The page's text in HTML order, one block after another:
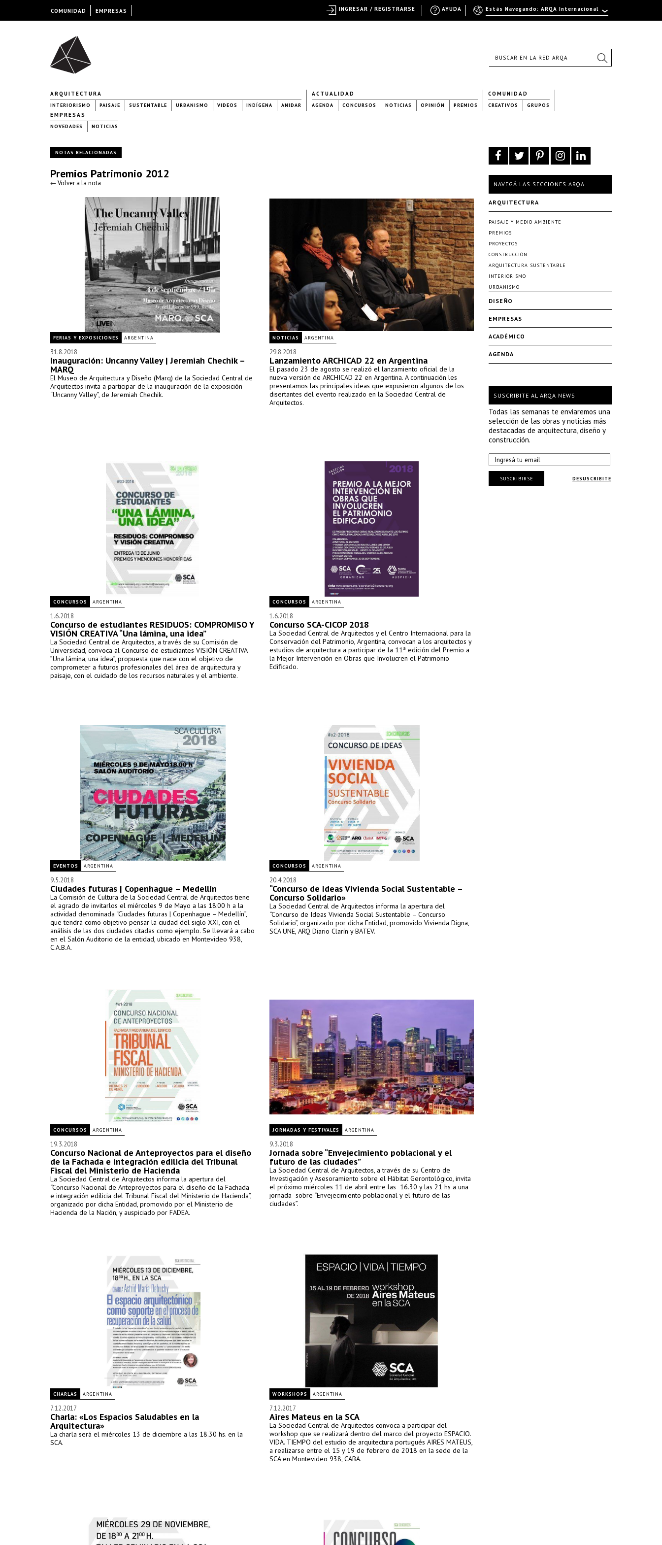
ARQUITECTURA
INTERIORISMO PAISAJE SUSTENTABLE URBANISMO VIDEOS INDÍGENA ANIDAR
ACTUALIDAD
AGENDA CONCURSOS NOTICIAS OPINIÓN PREMIOS
COMUNIDAD
CREATIVOS GRUPOS
EMPRESAS
NOVEDADES NOTICIAS
NOTAS RELACIONADAS
Premios Patrimonio 2012
← Volver a la nota
FERIAS Y EXPOSICIONES ARGENTINA
31.8.2018
Inauguración: Uncanny Valley | Jeremiah Chechik –
MARQ
El Museo de Arquitectura y Diseño (Marq) de la Sociedad Central de
Arquitectos invita a participar de la inauguración de la exposición
“Uncanny Valley”, de Jeremiah Chechik.
NOTICIAS ARGENTINA
29.8.2018
Lanzamiento ARCHICAD 22 en Argentina
El pasado 23 de agosto se realizó el lanzamiento oficial de la
nueva versión de ARCHICAD 22 en Argentina. A continuación les
presentamos las principales ideas que expusieron algunos de los
disertantes del evento realizado en la Sociedad Central de
Arquitectos.
CONCURSOS ARGENTINA
1.6.2018
Concurso de estudiantes RESIDUOS: COMPROMISO Y
VISIÓN CREATIVA “Una lámina, una idea”
La Sociedad Central de Arquitectos, a través de su Comisión de
Universidad, convoca al Concurso de estudiantes VISIÓN CREATIVA
”Una lámina, una idea”, propuesta que nace con el objetivo de
comprometer a futuros profesionales del área de arquitectura y
paisaje, con el cuidado de los recursos naturales y el ambiente.
CONCURSOS ARGENTINA
1.6.2018
Concurso SCA-CICOP 2018
La Sociedad Central de Arquitectos y el Centro Internacional para la
Conservación del Patrimonio, Argentina, convocan a los arquitectos y
estudios de arquitectura a participar de la 11ª edición del Premio a
la Mejor Intervención en Obras que Involucren el Patrimonio
Edificado.
EVENTOS ARGENTINA
9.5.2018
Ciudades futuras | Copenhague – Medellín
La Comisión de Cultura de la Sociedad Central de Arquitectos tiene
el agrado de invitarlos el miércoles 9 de Mayo a las 18:00 h a la
actividad denominada “Ciudades futuras | Copenhague – Medellín”,
que tendrá como objetivo pensar la ciudad del siglo XXI, con el
análisis de las dos ciudades citadas como ejemplo. Se llevará a cabo
en el Salón Auditorio de la entidad, ubicado en Montevideo 938,
C.A.B.A.
CONCURSOS ARGENTINA
20.4.2018
“Concurso de Ideas Vivienda Social Sustentable –
Concurso Solidario»
La Sociedad Central de Arquitectos informa la apertura del
“Concurso de Ideas Vivienda Social Sustentable – Concurso
Solidario”, organizado por dicha Entidad, promovido Vivienda Digna,
SCA UNE, ARQ Diario Clarín y BATEV.
CONCURSOS ARGENTINA
19.3.2018
Concurso Nacional de Anteproyectos para el diseño
de la Fachada e integración edilicia del Tribunal
Fiscal del Ministerio de Hacienda
La Sociedad Central de Arquitectos informa la apertura del
“Concurso Nacional de Anteproyectos para el diseño de la Fachada
e integración edilicia del Tribunal Fiscal del Ministerio de Hacienda”,
organizado por dicha Entidad, promovido por el Ministerio de
Hacienda de la Nación, y auspiciado por FADEA.
JORNADAS Y FESTIVALES ARGENTINA
9.3.2018
Jornada sobre “Envejecimiento poblacional y el
futuro de las ciudades”
La Sociedad Central de Arquitectos, a través de su Centro de
Investigación y Asesoramiento sobre el Hábitat Gerontológico, invita
el próximo miércoles 11 de abril entre las 16.30 y las 21 hs a una
jornada sobre “Envejecimiento poblacional y el futuro de las
ciudades”.
CHARLAS ARGENTINA
7.12.2017
Charla: «Los Espacios Saludables en la
Arquitectura»
La charla será el miércoles 13 de diciembre a las 18.30 hs. en la
SCA.
WORKSHOPS ARGENTINA
7.12.2017
Aires Mateus en la SCA
La Sociedad Central de Arquitectos convoca a participar del
workshop que se realizará dentro del marco del proyecto ESPACIO.
VIDA. TIEMPO del estudio de arquitectura portugués AIRES MATEUS,
a realizarse entre el 15 y 19 de febrero de 2018 en la sede de la
SCA en Montevideo 938, CABA.
NAVEGÁ LAS SECCIONES ARQA
ARQUITECTURA
PAISAJE Y MEDIO AMBIENTE
PREMIOS
PROYECTOS
CONSTRUCCIÓN
ARQUITECTURA SUSTENTABLE
INTERIORISMO
URBANISMO
DISEÑO
EMPRESAS
ACADÉMICO
AGENDA
SUSCRIBITE AL ARQA NEWS
Todas las semanas te enviaremos una
selección de las obras y noticias más
destacadas de arquitectura, diseño y
construcción.
DESUSCRIBITE
SUSCRIBIRSE
COMUNIDAD EMPRESAS Estás Navegando: ARQA Internacional
AYUDA
INGRESAR / REGISTRARSE